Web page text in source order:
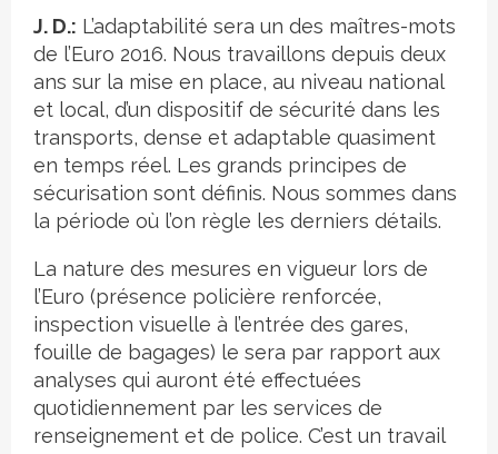
J. D.: L’adaptabilité sera un des maîtres-mots
de l’Euro 2016. Nous travaillons depuis deux
ans sur la mise en place, au niveau national
et local, d’un dispositif de sécurité dans les
transports, dense et adaptable quasiment
en temps réel. Les grands principes de
sécurisation sont définis. Nous sommes dans
la période où l’on règle les derniers détails.
La nature des mesures en vigueur lors de
l’Euro (présence policière renforcée,
inspection visuelle à l’entrée des gares,
fouille de bagages) le sera par rapport aux
analyses qui auront été effectuées
quotidiennement par les services de
renseignement et de police. C’est un travail